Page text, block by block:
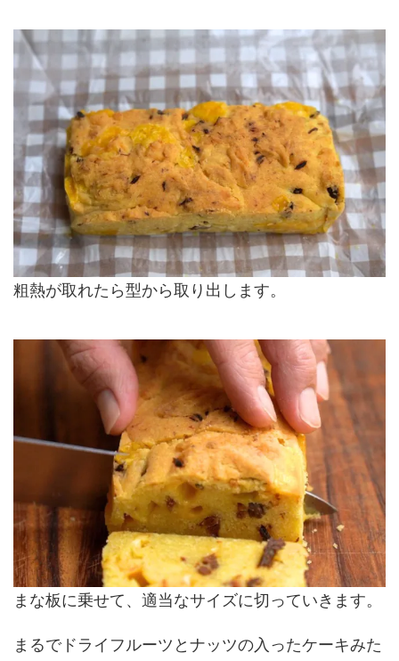
粗熱が取れたら型から取り出します。
まな板に乗せて、適当なサイズに切っていきます。
まるでドライフルーツとナッツの入ったケーキみた